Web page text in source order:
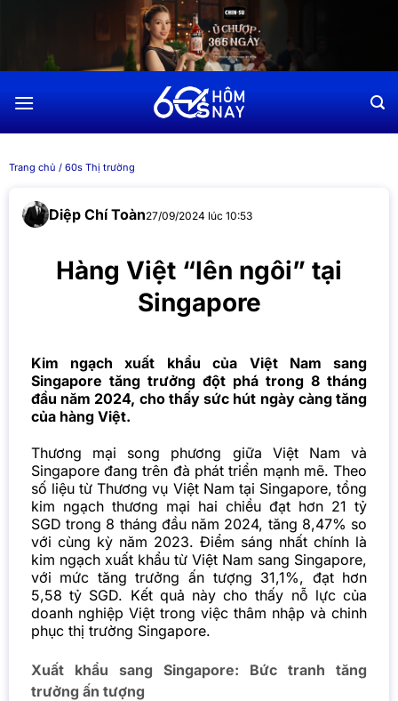
dung
Trang chủ / 60s Thị trường
Diệp Chí Toàn27/09/2024 lúc 10:53
Hàng Việt “lên ngôi” tại
Singapore
Kim ngạch xuất khẩu của Việt Nam sang
Singapore tăng trưởng đột phá trong 8 tháng
đầu năm 2024, cho thấy sức hút ngày càng tăng
của hàng Việt.
Thương mại song phương giữa Việt Nam và
Singapore đang trên đà phát triển mạnh mẽ. Theo
số liệu từ Thương vụ Việt Nam tại Singapore, tổng
kim ngạch thương mại hai chiều đạt hơn 21 tỷ
SGD trong 8 tháng đầu năm 2024, tăng 8,47% so
với cùng kỳ năm 2023. Điểm sáng nhất chính là
kim ngạch xuất khẩu từ Việt Nam sang Singapore,
với mức tăng trưởng ấn tượng 31,1%, đạt hơn
5,58 tỷ SGD. Kết quả này cho thấy nỗ lực của
doanh nghiệp Việt trong việc thâm nhập và chinh
phục thị trường Singapore.
Xuất khẩu sang Singapore: Bức tranh tăng
trưởng ấn tượng